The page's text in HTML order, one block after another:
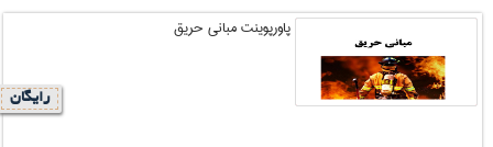
پاورپوینت مبانی حریق
رایگان